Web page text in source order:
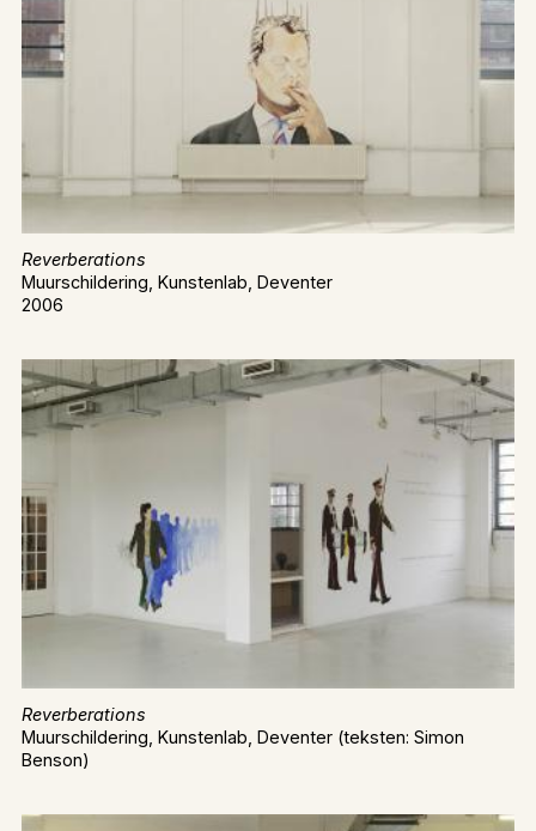
Reverberations
Muurschildering, Kunstenlab, Deventer
2006
Reverberations
Muurschildering, Kunstenlab, Deventer (teksten: Simon
Benson)